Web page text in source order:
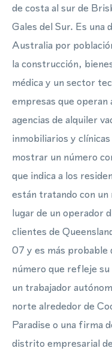
de costa al sur de
Gales del Sur. Es una
Australia por
la construcción,
médica y un sector
empresas que
agencias de alquiler
inmobiliarios y
mostrar un número
que indica a los
están tratando con un
lugar de un operador
clientes de
07 y es más probable
número que refleje su
un trabajador
norte alrededor de
Paradise o una firma
distrito empresarial